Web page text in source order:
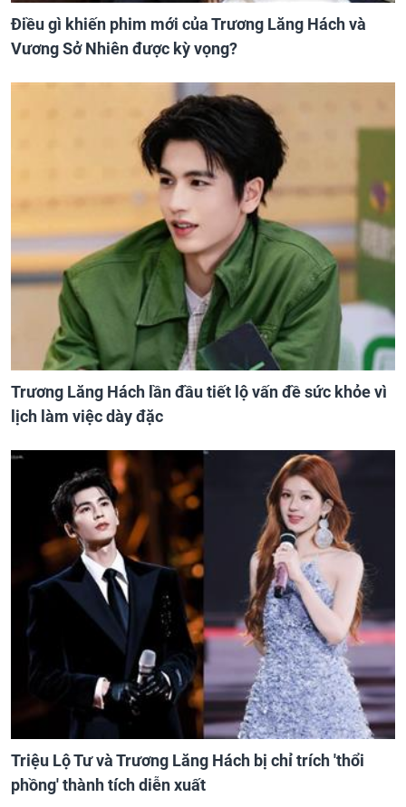
Điều gì khiến phim mới của Trương Lăng Hách và
Vương Sở Nhiên được kỳ vọng?
Trương Lăng Hách lần đầu tiết lộ vấn đề sức khỏe vì
lịch làm việc dày đặc
Triệu Lộ Tư và Trương Lăng Hách bị chỉ trích 'thổi
phồng' thành tích diễn xuất